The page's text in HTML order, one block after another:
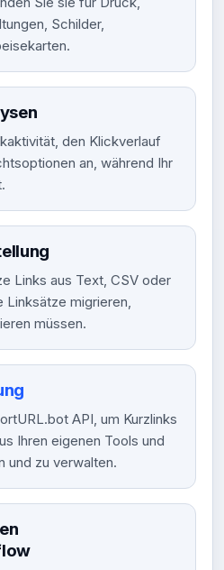
Schilder,
den Klickverlauf
an, während Ihr
Links aus Text, CSV oder
Linksätze migrieren,
müssen.
API, um Kurzlinks
Ihren eigenen Tools und
und zu verwalten.